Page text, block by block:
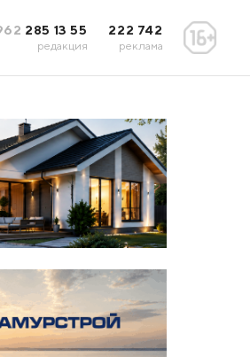
285 13 55
редакция
222 742
реклама